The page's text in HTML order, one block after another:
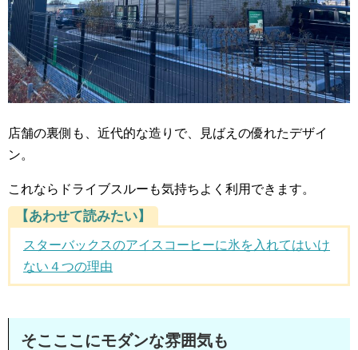
店舗の裏側も、近代的な造りで、見ばえの優れたデザイ
ン。
これならドライブスルーも気持ちよく利用できます。
【あわせて読みたい】
スターバックスのアイスコーヒーに氷を入れてはいけ
ない４つの理由
そこここにモダンな雰囲気も